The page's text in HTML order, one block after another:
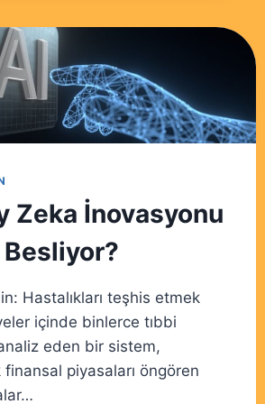
KÖK
NEDEN
VE
ÇÖZÜM
Zeka İnovasyonu
Besliyor?
Hastalıkları teşhis etmek
içinde binlerce tıbbi
eden bir sistem,
finansal piyasaları öngören